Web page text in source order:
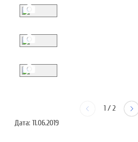
1 / 2
Дата: 11.06.2019